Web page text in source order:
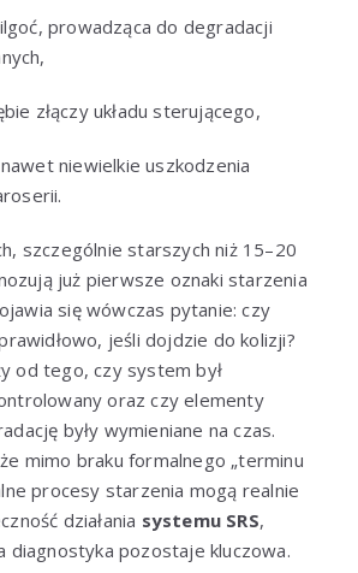
prowadząca do degradacji
złączy układu sterującego,
niewielkie uszkodzenia
szczególnie starszych niż 15–20
już pierwsze oznaki starzenia
się wówczas pytanie: czy
jeśli dojdzie do kolizji?
od tego, czy system był
oraz czy elementy
były wymieniane na czas.
mimo braku formalnego „terminu
procesy starzenia mogą realnie
działania systemu SRS,
diagnostyka pozostaje kluczowa.